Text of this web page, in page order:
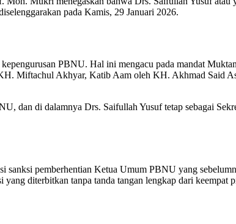
pada Kamis, 29 Januari 2026.
PBNU. Hal ini mengacu pada mandat
Miftachul Akhyar, Katib Aam oleh KH. Akhmad Said
dan di dalamnya Drs. Saifullah Yusuf tetap sebagai
sanksi pemberhentian Ketua Umum PBNU yang
diterbitkan tanpa tanda tangan lengkap dari keempat